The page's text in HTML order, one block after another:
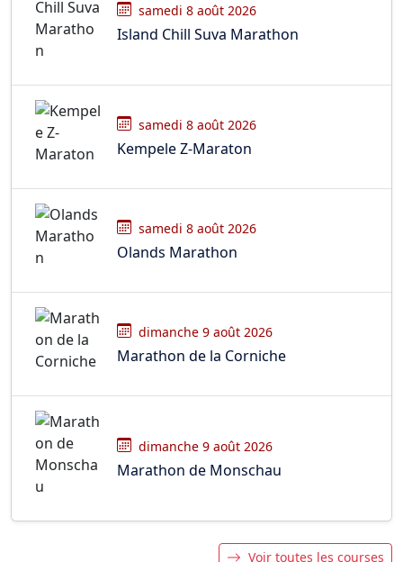
samedi 8 août 2026
Island Chill Suva Marathon
samedi 8 août 2026
Kempele Z-Maraton
samedi 8 août 2026
Olands Marathon
dimanche 9 août 2026
Marathon de la Corniche
dimanche 9 août 2026
Marathon de Monschau
Voir toutes les courses